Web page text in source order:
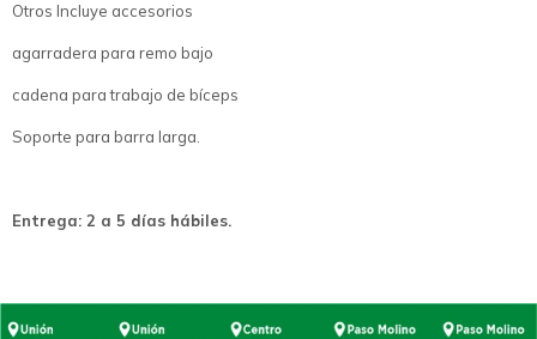
Otros Incluye accesorios
agarradera para remo bajo
cadena para trabajo de bíceps
Soporte para barra larga.
Entrega: 2 a 5 días hábiles.